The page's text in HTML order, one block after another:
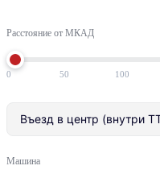
Расстояние от МКАД
0 50 100
Въезд в центр (внутри
Машина